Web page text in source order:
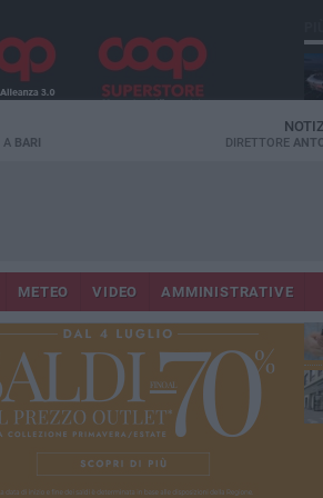
A BARI DIRETTORE
METEO VIDEO AMMINISTRATIVE